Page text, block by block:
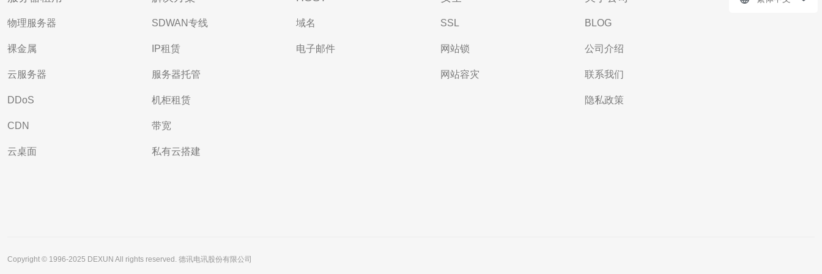
物理服务器
裸金属
云服务器
DDoS
CDN
云桌面
SDWAN专线
IP租赁
服务器托管
机柜租赁
带宽
私有云搭建
域名
电子邮件
SSL
网站锁
网站容灾
BLOG
公司介绍
联系我们
隐私政策
Copyright © 1996-2025 DEXUN All rights reserved. 德讯电讯股份有限公司